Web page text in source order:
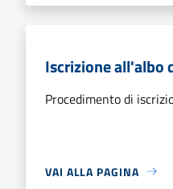
Iscrizione all'albo
Procedimento di
VAI ALLA PAGINA